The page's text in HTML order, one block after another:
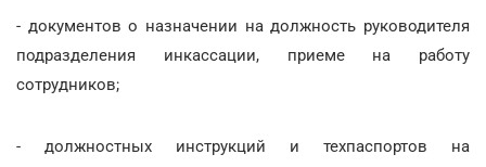
- документов о назначении на должность руководителя
подразделения инкассации, приеме на работу
сотрудников;
- должностных инструкций и техпаспортов на